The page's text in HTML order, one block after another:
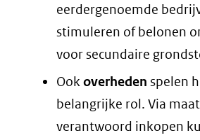
eerdergenoemde
stimuleren of belonen
voor secundaire
Ookoverheden spelen
belangrijke rol. Via
verantwoord inkopen